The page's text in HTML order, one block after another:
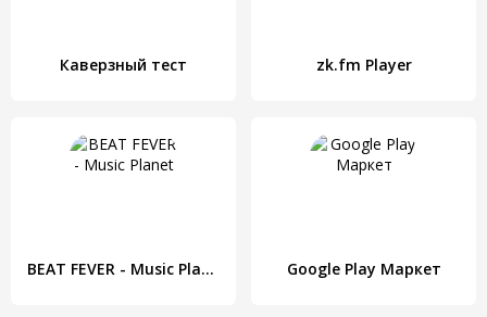
Каверзный тест zk.fm Player
BEAT FEVER - Music Planet Google Play Маркет